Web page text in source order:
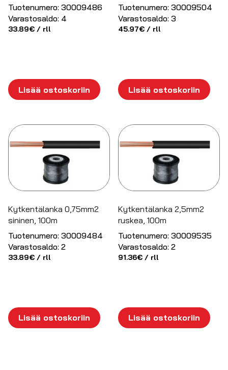
Tuotenumero: 30009486
Varastosaldo: 4
33.89€ / rll
Lisää ostoskoriin
Tuotenumero: 30009504
Varastosaldo: 3
45.97€ / rll
Lisää ostoskoriin
Kytkentälanka 0,75mm2
sininen, 100m
Tuotenumero: 30009484
Varastosaldo: 2
33.89€ / rll
Lisää ostoskoriin
Kytkentälanka 2,5mm2
ruskea, 100m
Tuotenumero: 30009535
Varastosaldo: 2
91.36€ / rll
Lisää ostoskoriin